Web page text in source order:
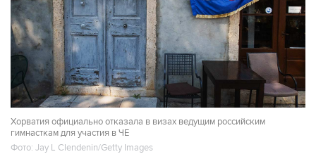
Хорватия официально отказала в визах ведущим российским
гимнасткам для участия в ЧЕ
Фото: Jay L Clendenin/Getty Images